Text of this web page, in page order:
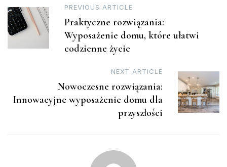
Post
navigation
PREVIOUS ARTICLE
Praktyczne rozwiązania:
Wyposażenie domu, które ułatwi
codzienne życie
NEXT ARTICLE
Nowoczesne rozwiązania:
Innowacyjne wyposażenie domu dla
przyszłości